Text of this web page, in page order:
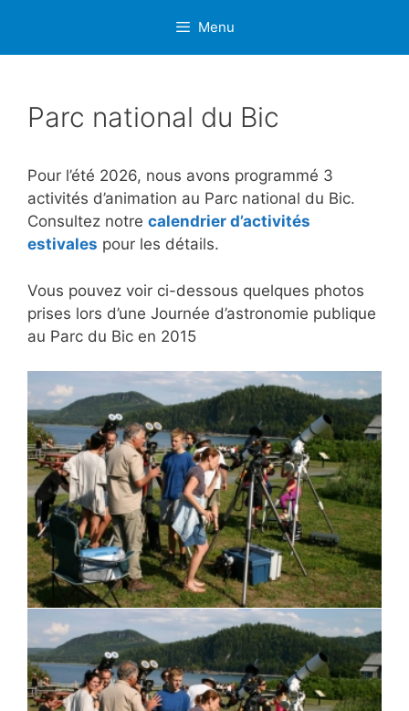
contenu
Menu
Parc national du Bic
Pour l’été 2026, nous avons programmé 3
activités d’animation au Parc national du Bic.
Consultez notre calendrier d’activités
estivales pour les détails.
Vous pouvez voir ci-dessous quelques photos
prises lors d’une Journée d’astronomie publique
au Parc du Bic en 2015